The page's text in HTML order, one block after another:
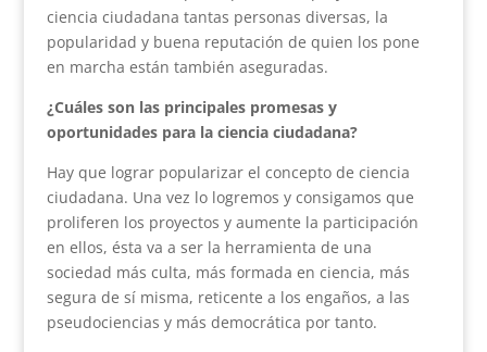
ciencia ciudadana tantas personas diversas, la
popularidad y buena reputación de quien los pone
en marcha están también aseguradas.
¿Cuáles son las principales promesas y
oportunidades para la ciencia ciudadana?
Hay que lograr popularizar el concepto de ciencia
ciudadana. Una vez lo logremos y consigamos que
proliferen los proyectos y aumente la participación
en ellos, ésta va a ser la herramienta de una
sociedad más culta, más formada en ciencia, más
segura de sí misma, reticente a los engaños, a las
pseudociencias y más democrática por tanto.